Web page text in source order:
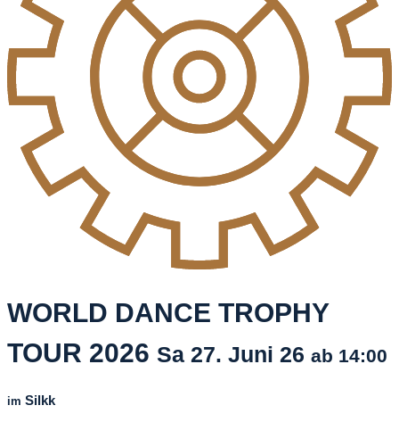
WORLD DANCE TROPHY
TOUR 2026 Sa 27. Juni 26 ab 14:00
im Silkk